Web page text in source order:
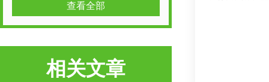
查看全部
相关文章